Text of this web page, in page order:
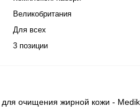
Великобритания
Для всех
3 позиции
для очищения жирной кожи -